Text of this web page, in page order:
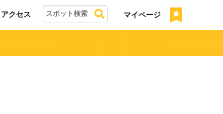
マイページ
アクセス